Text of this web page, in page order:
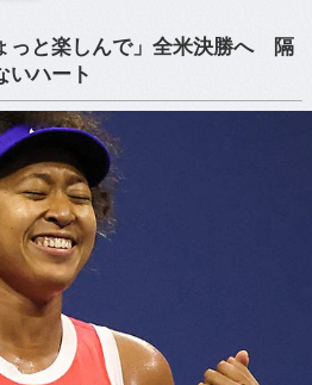
っと楽しんで」全米決勝へ 隔
いハート